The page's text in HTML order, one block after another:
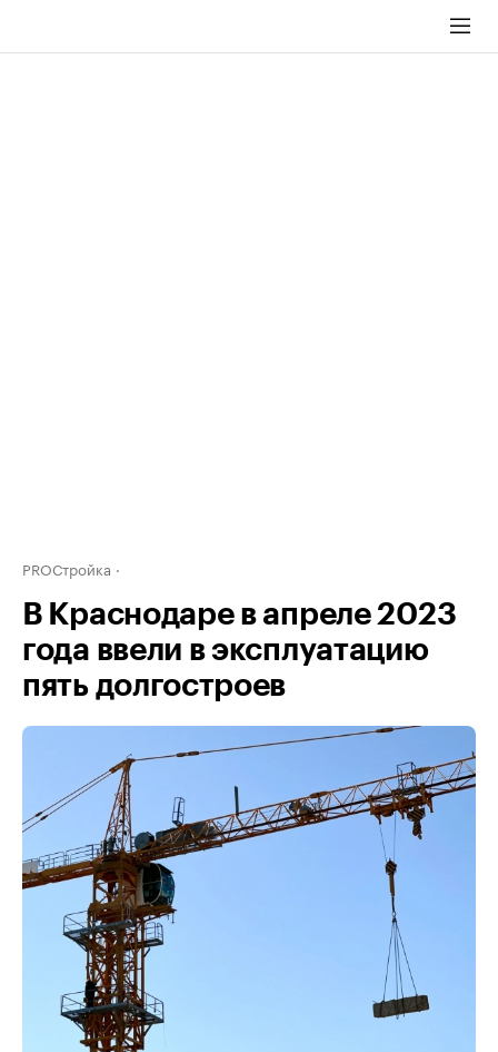
PROСтройка
В Краснодаре в апреле 2023
года ввели в эксплуатацию
пять долгостроев